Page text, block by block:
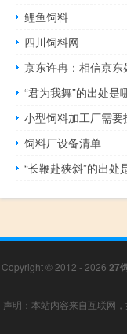
鲤鱼饲料
四川饲料网
京东许冉：相信京
“君为我舞”的出处是
小型饲料加工厂需要
饲料厂设备清单
“长鞭赴狭斜”的出处
Copyright © 2012 - 2026 27
声明：本站内容来自互联网